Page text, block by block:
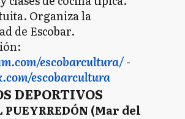
Organiza la
de Escobar.
escobarcultura/-
escobarcultura
DEPORTIVOS
PUEYRREDÓN (Mar del